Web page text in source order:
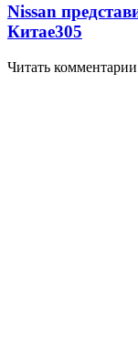
Nissan
Китае305
Читать комментарии